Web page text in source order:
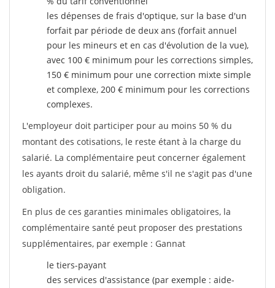
les dépenses de frais d'optique, sur la base d'un
forfait par période de deux ans (forfait annuel
pour les mineurs et en cas d'évolution de la vue),
avec 100 € minimum pour les corrections simples,
150 € minimum pour une correction mixte simple
et complexe, 200 € minimum pour les corrections
complexes.
L'employeur doit participer pour au moins 50 % du
montant des cotisations, le reste étant à la charge du
salarié. La complémentaire peut concerner également
les ayants droit du salarié, même s'il ne s'agit pas d'une
obligation.
En plus de ces garanties minimales obligatoires, la
complémentaire santé peut proposer des prestations
supplémentaires, par exemple : Gannat
le tiers-payant
des services d'assistance (par exemple : aide-